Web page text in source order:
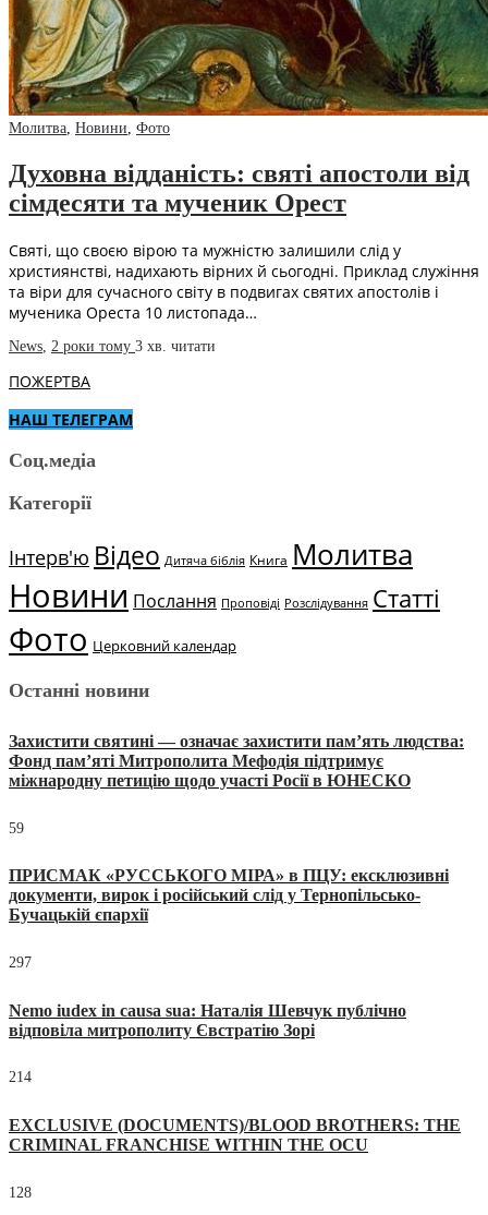
Молитва, Новини, Фото
Духовна відданість: святі апостоли від
сімдесяти та мученик Орест
Святі, що своєю вірою та мужністю залишили слід у
християнстві, надихають вірних й сьогодні. Приклад служіння
та віри для сучасного світу в подвигах святих апостолів і
мученика Ореста 10 листопада…
News, 2 роки тому 3 хв. читати
ПОЖЕРТВА
НАШ ТЕЛЕГРАМ
Соц.медіа
Категорії
Інтерв'ю Відео Дитяча біблія Книга Молитва
Новини Послання Проповіді Розслідування Статті
Фото Церковний календар
Останні новини
Захистити святині — означає захистити пам’ять людства:
Фонд пам’яті Митрополита Мефодія підтримує
міжнародну петицію щодо участі Росії в ЮНЕСКО
59
ПРИСМАК «РУССЬКОГО МІРА» в ПЦУ: ексклюзивні
документи, вирок і російський слід у Тернопільсько-
Бучацькій єпархії
297
Nemo iudex in causa sua: Наталія Шевчук публічно
відповіла митрополиту Євстратію Зорі
214
EXCLUSIVE (DOCUMENTS)/BLOOD BROTHERS: THE
CRIMINAL FRANCHISE WITHIN THE OCU
128